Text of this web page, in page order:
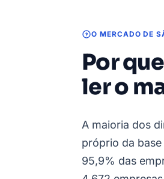
O MERCADO DE
Por
ler o
A maioria dos
próprio da
95,9% das